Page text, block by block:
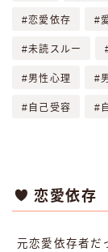
恋愛依存
未読スルー
男性心理
自己受容
恋愛依存
元恋愛依存者だ